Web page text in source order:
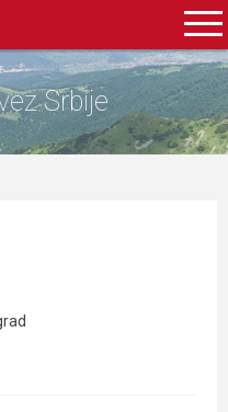
Srbije